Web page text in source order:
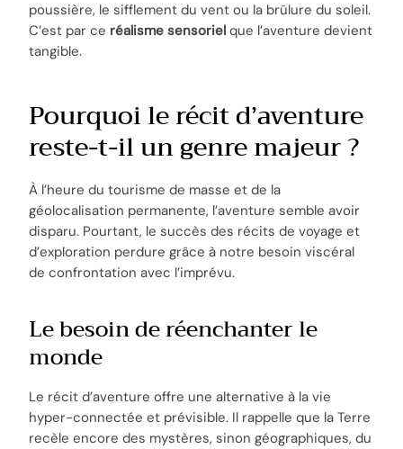
poussière, le sifflement du vent ou la brûlure du soleil.
C’est par ce réalisme sensoriel que l’aventure devient
tangible.
Pourquoi le récit d’aventure
reste-t-il un genre majeur ?
À l’heure du tourisme de masse et de la
géolocalisation permanente, l’aventure semble avoir
disparu. Pourtant, le succès des récits de voyage et
d’exploration perdure grâce à notre besoin viscéral
de confrontation avec l’imprévu.
Le besoin de réenchanter le
monde
Le récit d’aventure offre une alternative à la vie
hyper-connectée et prévisible. Il rappelle que la Terre
recèle encore des mystères, sinon géographiques, du